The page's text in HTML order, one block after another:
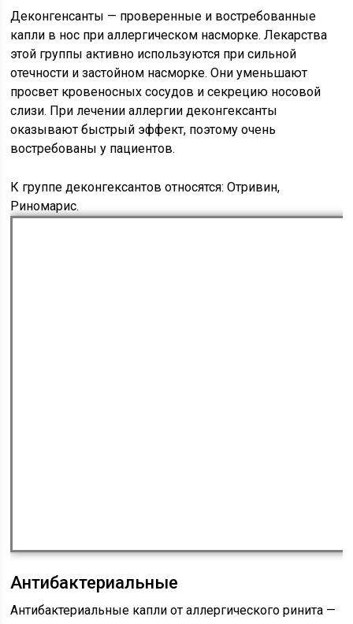
Деконгенсанты — проверенные и востребованные
капли в нос при аллергическом насморке. Лекарства
этой группы активно используются при сильной
отечности и застойном насморке. Они уменьшают
просвет кровеносных сосудов и секрецию носовой
слизи. При лечении аллергии деконгексанты
оказывают быстрый эффект, поэтому очень
востребованы у пациентов.
К группе деконгексантов относятся: Отривин,
Риномарис.
Антибактериальные
Антибактериальные капли от аллергического ринита —